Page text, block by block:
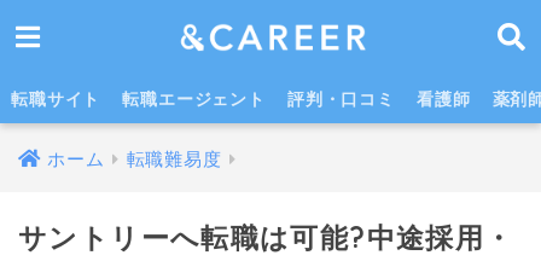
サントリーに転職するなら確認したい！事業内容や職場環境は？
転職サイト 転職エージェント 評判・口コミ 看護師 薬剤
ホーム 転職難易度
サントリーへ転職は可能?中途採用・